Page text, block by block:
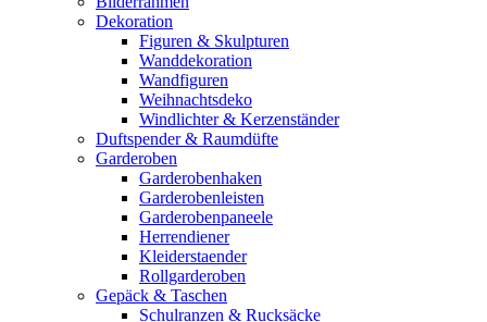
Dekoration
Figuren & Skulpturen
Wanddekoration
Wandfiguren
Weihnachtsdeko
Windlichter & Kerzenständer
Duftspender & Raumdüfte
Garderoben
Garderobenhaken
Garderobenleisten
Garderobenpaneele
Herrendiener
Kleiderstaender
Rollgarderoben
Gepäck & Taschen
Schulranzen & Rucksäcke